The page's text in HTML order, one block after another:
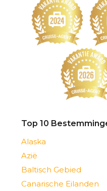
Top 10
Alaska
Azië
Baltisch Gebied
Canarische Eilanden